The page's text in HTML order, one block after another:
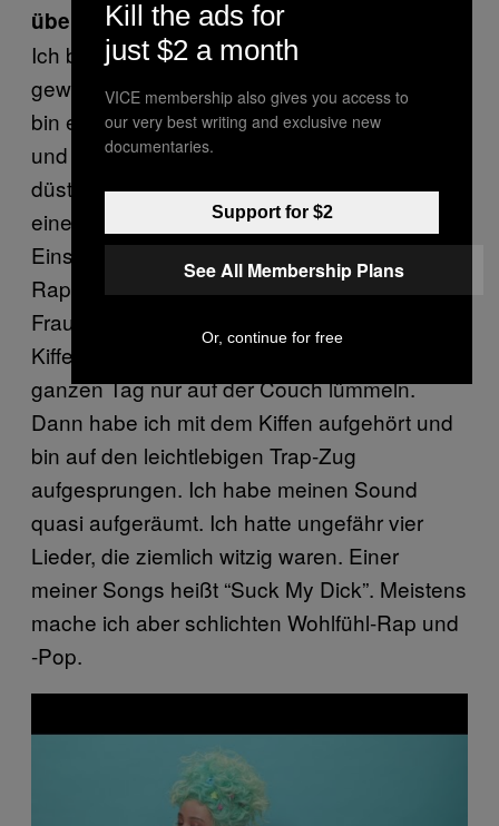
über Doja Cat wissen?
Ich bin schon immer davon überzeugt
gewesen, ernsthafte Musik zu machen. Ich
bin ein sehr sexueller Mensch. Ich liebe R’n’B
und total packende Musik mit intensiven und
düsteren Akkorden. Gleichzeitig habe ich
eine Schwachstelle für quirlige
Einschlafmusik. Fast so wie Ice-Cream-Truck-
Rap. Ich stehe total auf diesen zuckersüßen
Frauen-Rap. Vor Jahren habe ich Hipster-
Kiffer-Musik für Leute gemacht, die den
ganzen Tag nur auf der Couch lümmeln.
Dann habe ich mit dem Kiffen aufgehört und
bin auf den leichtlebigen Trap-Zug
aufgesprungen. Ich habe meinen Sound
quasi aufgeräumt. Ich hatte ungefähr vier
Lieder, die ziemlich witzig waren. Einer
meiner Songs heißt “Suck My Dick”. Meistens
mache ich aber schlichten Wohlfühl-Rap und
-Pop.
a
Kill the ads for
just $2 a month
VICE membership also gives you access to
our very best writing and exclusive new
documentaries.
Support for $2
See All Membership Plans
Or, continue for free